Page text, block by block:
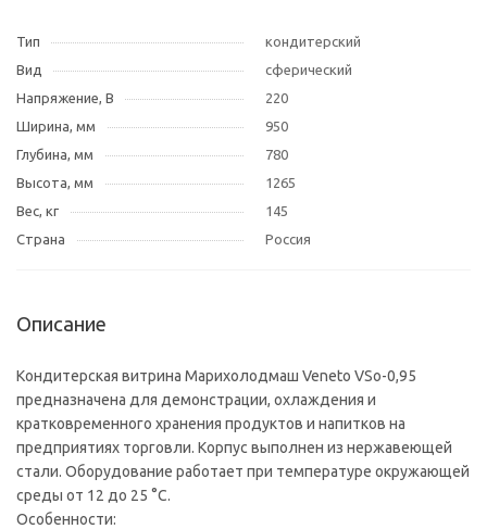
Тип
кондитерский
Вид
сферический
Напряжение, В
220
Ширина, мм
950
Глубина, мм
780
Высота, мм
1265
Вес, кг
145
Страна
Россия
Описание
Кондитерская витрина Марихолодмаш Veneto VSo-0,95
предназначена для демонстрации, охлаждения и
кратковременного хранения продуктов и напитков на
предприятиях торговли. Корпус выполнен из нержавеющей
стали. Оборудование работает при температуре окружающей
среды от 12 до 25 °С.
Особенности: